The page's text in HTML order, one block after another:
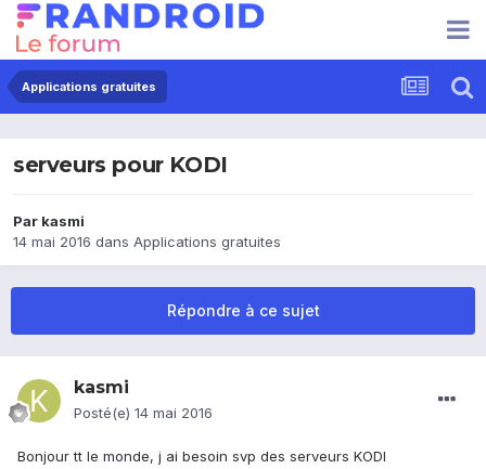
Applications gratuites
serveurs pour KODI
Par kasmi
14 mai 2016 dans Applications gratuites
Répondre à ce sujet
kasmi
Posté(e) 14 mai 2016
Bonjour tt le monde, j ai besoin svp des serveurs KODI